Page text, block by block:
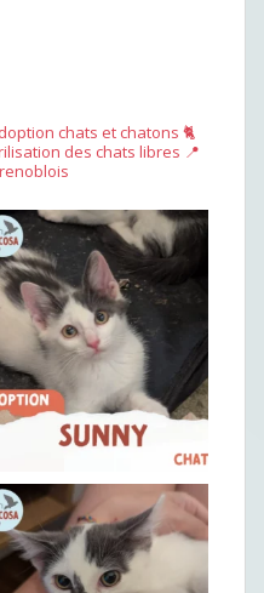
chats et chatons 🐈
des chats libres 📍